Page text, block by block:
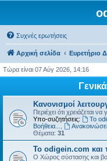
Συχνές ερωτήσεις
Αρχική σελίδα Ευρετήριο
Τώρα είναι 07 Αύγ 2026, 14:16
Κανονισμοί
Περιέχει ότι χρειάζεται
Υπο-συζητήσεις:
Το
Βοήθεια...
Θέματα: 31
Το odigein.com και
Ο Χώρος σύστασης και